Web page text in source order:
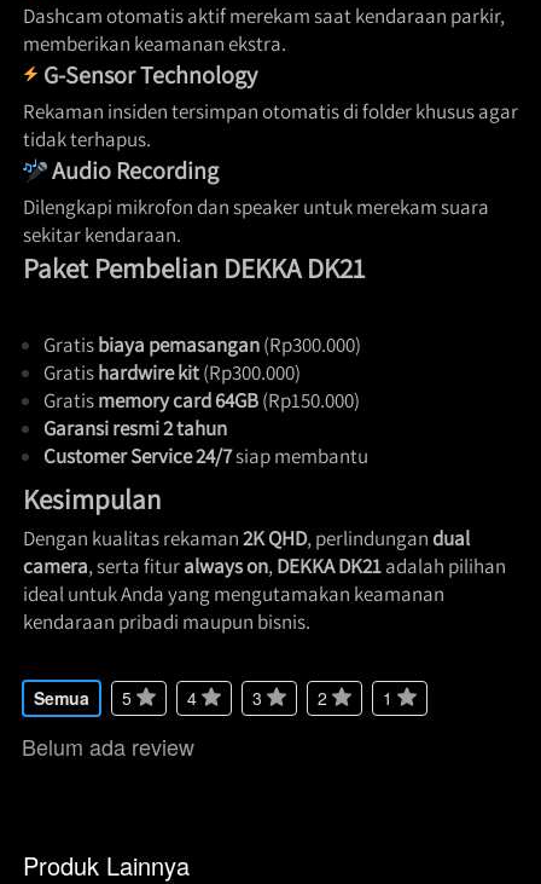
Dashcam otomatis aktif merekam saat kendaraan parkir,
memberikan keamanan ekstra.
G-Sensor Technology
Rekaman insiden tersimpan otomatis di folder khusus agar
tidak terhapus.
Audio Recording
Dilengkapi mikrofon dan speaker untuk merekam suara
sekitar kendaraan.
Paket Pembelian DEKKA DK21
Gratis biaya pemasangan (Rp300.000)
Gratis hardwire kit (Rp300.000)
Gratis memory card 64GB (Rp150.000)
Garansi resmi 2 tahun
Customer Service 24/7 siap membantu
Kesimpulan
Dengan kualitas rekaman 2K QHD, perlindungan dual
camera, serta fitur always on, DEKKA DK21 adalah pilihan
ideal untuk Anda yang mengutamakan keamanan
kendaraan pribadi maupun bisnis.
Semua 5 4 3 2 1
Belum ada review
Produk Lainnya